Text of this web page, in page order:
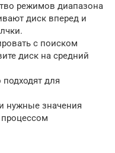
режимов диапазона
диск вперед и
с поиском
диск на средний
для
нужные значения
процессом